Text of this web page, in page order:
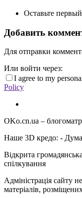
Оставьте
Добавить
Для отправки
Или войти через:
I agree to my
Policy
OKo.cn.ua –
Наше 3D кредо: -
Відкрита
спілкування
Адміністрація сайту
матеріалів,